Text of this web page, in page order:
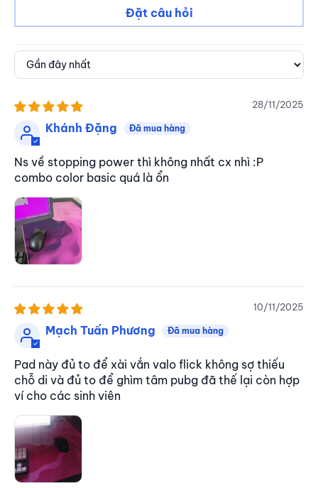
Đặt câu hỏi
Sort by
28/11/2025
Khánh Đặng
Ns về stopping power thì không nhất cx nhì :P
combo color basic quá là ổn
10/11/2025
Mạch Tuấn Phương
Pad này đủ to để xài vắn valo flick không sợ thiếu
chỗ di và đủ to để ghìm tâm pubg đã thế lại còn hợp
ví cho các sinh viên